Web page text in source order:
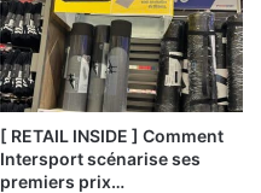
[ RETAIL INSIDE ] Comment
Intersport scénarise ses
premiers prix…